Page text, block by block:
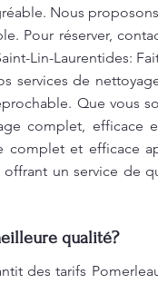
Nous
Pour réserver,
Lin-Laurentides:
services de
Que vous
complet, efficace
complet et efficace
un service de
qualité?
des tarifs